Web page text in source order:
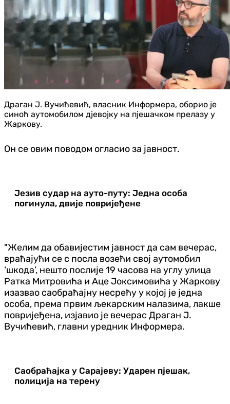
Драган Ј. Вучићевић, власник Информера, оборио је
синоћ аутомобилом дјевојку на пјешачком прелазу у
Жаркову.
Он се овим поводом огласио за јавност.
Језив судар на ауто-путу: Једна особа
погинула, двије повријеђене
"Желим да обавијестим јавност да сам вечерас,
враћајући се с посла возећи свој аутомобил
‘шкода’, нешто послије 19 часова на углу улица
Ратка Митровића и Аце Јоксимовића у Жаркову
изазвао саобраћајну несрећу у којој је једна
особа, према првим љекарским налазима, лакше
повријеђена, изјавио је вечерас Драган Ј.
Вучићевић, главни уредник Информера.
Саобраћајка у Сарајеву: Ударен пјешак,
полиција на терену